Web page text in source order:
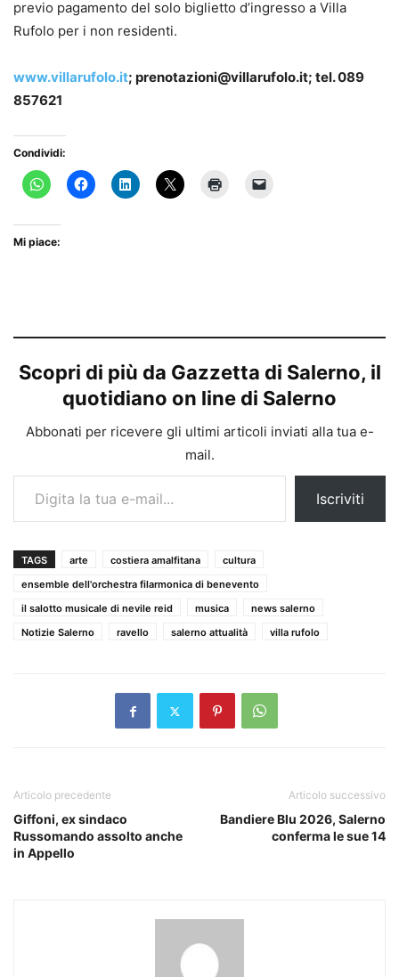
previo pagamento del solo biglietto d’ingresso a Villa
Rufolo per i non residenti.
www.villarufolo.it; prenotazioni@villarufolo.it; tel. 089
857621
Condividi:
Mi piace:
Scopri di più da Gazzetta di Salerno, il
quotidiano on line di Salerno
Abbonati per ricevere gli ultimi articoli inviati alla tua e-
mail.
Digita la tua e-mail...
Iscriviti
TAGS arte costiera amalfitana
cultura
ensemble dell'orchestra filarmonica di benevento
il salotto musicale di nevile reid
musica
news salerno
Notizie Salerno
ravello salerno attualità villa rufolo
Articolo precedente
Giffoni, ex sindaco
Russomando assolto anche
in Appello
Articolo successivo
Bandiere Blu 2026, Salerno
conferma le sue 14